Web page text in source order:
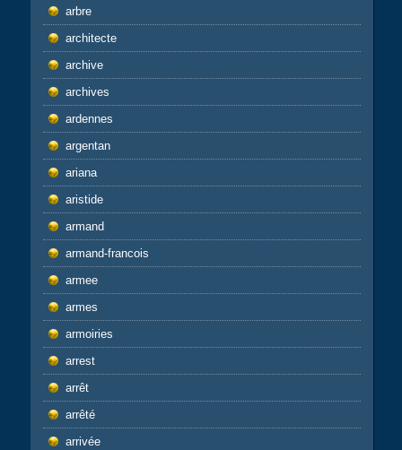
arbre
architecte
archive
archives
ardennes
argentan
ariana
aristide
armand
armand-francois
armee
armes
armoiries
arrest
arrêt
arrêté
arrivée